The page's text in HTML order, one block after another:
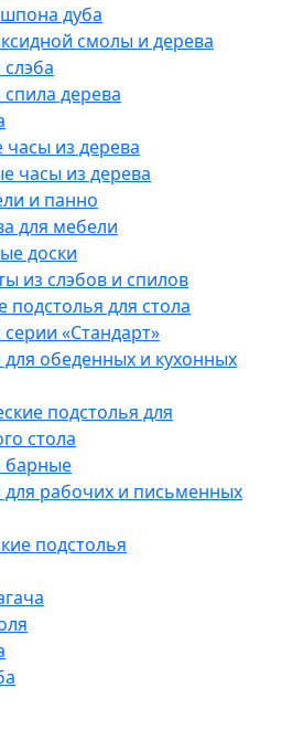
дуба
смолы и дерева
спила дерева
из дерева
часы из дерева
и панно
для мебели
доски
из слэбов и спилов
подстолья для стола
«Стандарт»
обеденных и кухонных
подстолья для
стола
барные
для рабочих и письменных
подстолья